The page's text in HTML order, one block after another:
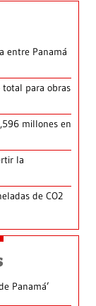
entre Panamá
total para obras
millones en
la
de CO2
Panamá’